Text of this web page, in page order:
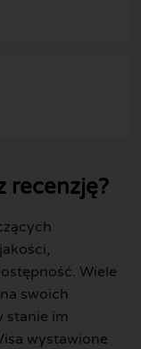
recenzję?
Wiele
swoich
stanie im
wystawione